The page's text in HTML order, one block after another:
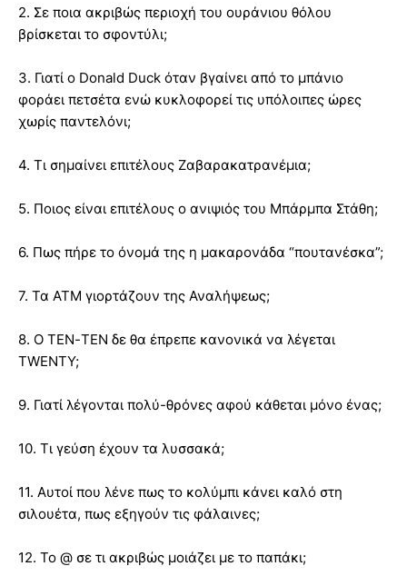
2. Σε ποια ακριβώς περιοχή του ουράνιου θόλου
βρίσκεται το σφοντύλι;
3. Γιατί ο Donald Duck όταν βγαίνει από το μπάνιο
φοράει πετσέτα ενώ κυκλοφορεί τις υπόλοιπες ώρες
χωρίς παντελόνι;
4. Τι σημαίνει επιτέλους Ζαβαρακατρανέμια;
5. Ποιος είναι επιτέλους ο ανιψιός του Μπάρμπα Στάθη;
6. Πως πήρε το όνομά της η μακαρονάδα “πουτανέσκα”;
7. Τα ΑΤΜ γιορτάζουν της Αναλήψεως;
8. Ο ΤΕΝ-ΤΕΝ δε θα έπρεπε κανονικά να λέγεται
TWENTY;
9. Γιατί λέγονται πολύ-θρόνες αφού κάθεται μόνο ένας;
10. Τι γεύση έχουν τα λυσσακά;
11. Αυτοί που λένε πως το κολύμπι κάνει καλό στη
σιλουέτα, πως εξηγούν τις φάλαινες;
12. Το @ σε τι ακριβώς μοιάζει με το παπάκι;